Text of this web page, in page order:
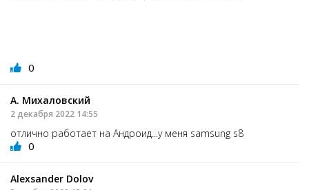
0
А. Михаловский
2 декабря 2022 14:55
отлично работает на Андроид...у меня samsung s8
0
Alexsander Dolov